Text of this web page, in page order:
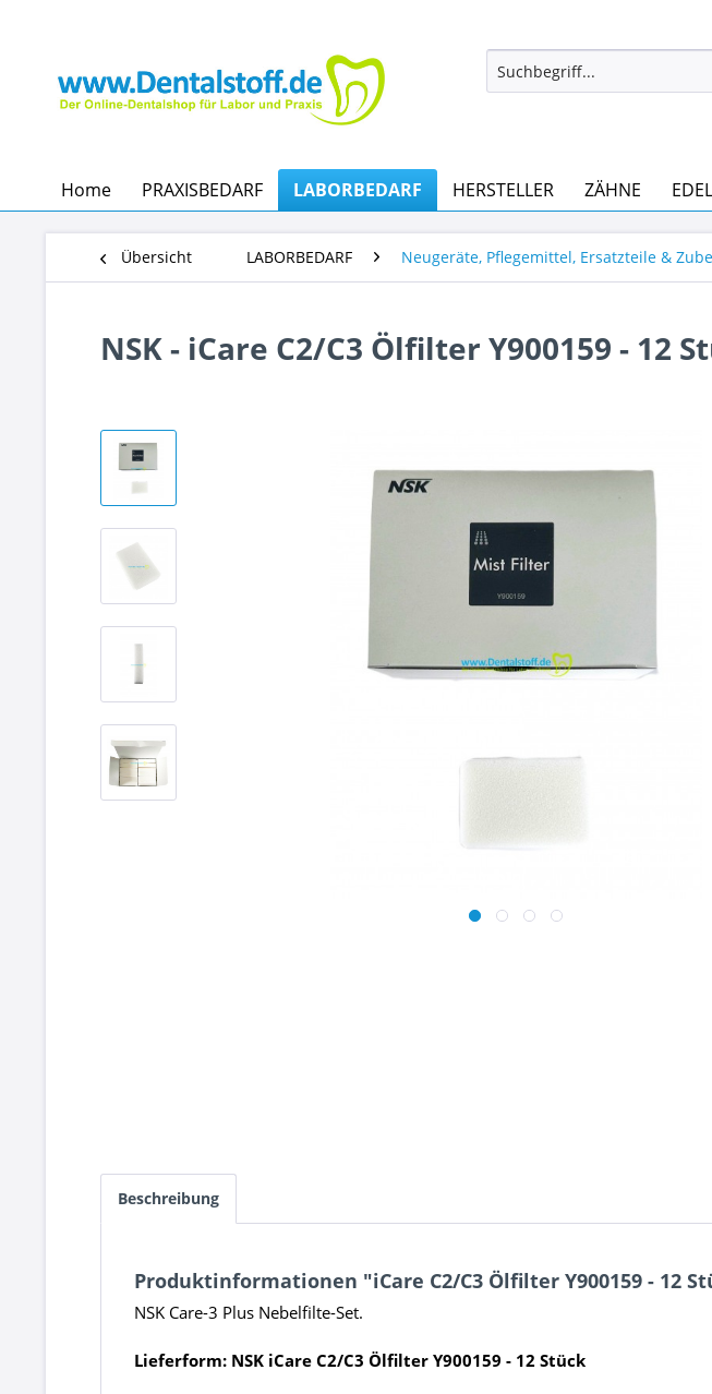
Home PRAXISBEDARF LABORBEDARF HERSTELLER ZÄHNE
Übersicht LABORBEDARF Neugeräte, Pflegemittel, Ersatzteile &
NSK - iCare C2/C3 Ölfilter Y900159 - 12
Beschreibung
Produktinformationen "iCare C2/C3 Ölfilter Y900159 - 12
NSK Care-3 Plus Nebelfilte-Set.
Lieferform: NSK iCare C2/C3 Ölfilter Y900159 - 12 Stück